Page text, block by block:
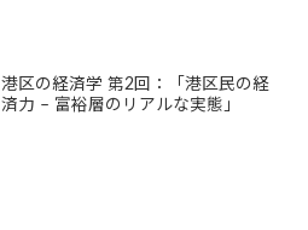
港区の経済学 第2回：「港区民の経
済力 – 富裕層のリアルな実態」